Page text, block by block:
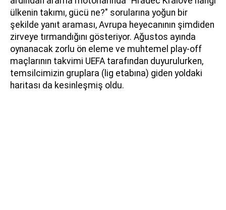
ülkenin takımı, gücü ne?" sorularına yoğun bir
şekilde yanıt araması, Avrupa heyecanının şimdiden
zirveye tırmandığını gösteriyor. Ağustos ayında
oynanacak zorlu ön eleme ve muhtemel play-off
maçlarının takvimi UEFA tarafından duyurulurken,
temsilcimizin gruplara (lig etabına) giden yoldaki
haritası da kesinleşmiş oldu.